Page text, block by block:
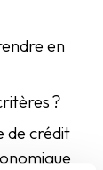
en
?
de crédit